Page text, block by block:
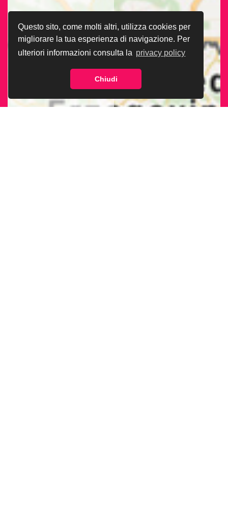
Questo sito, come molti altri, utilizza cookies per
migliorare la tua esperienza di navigazione. Per
ulteriori informazioni consulta la privacy policy
Chiudi